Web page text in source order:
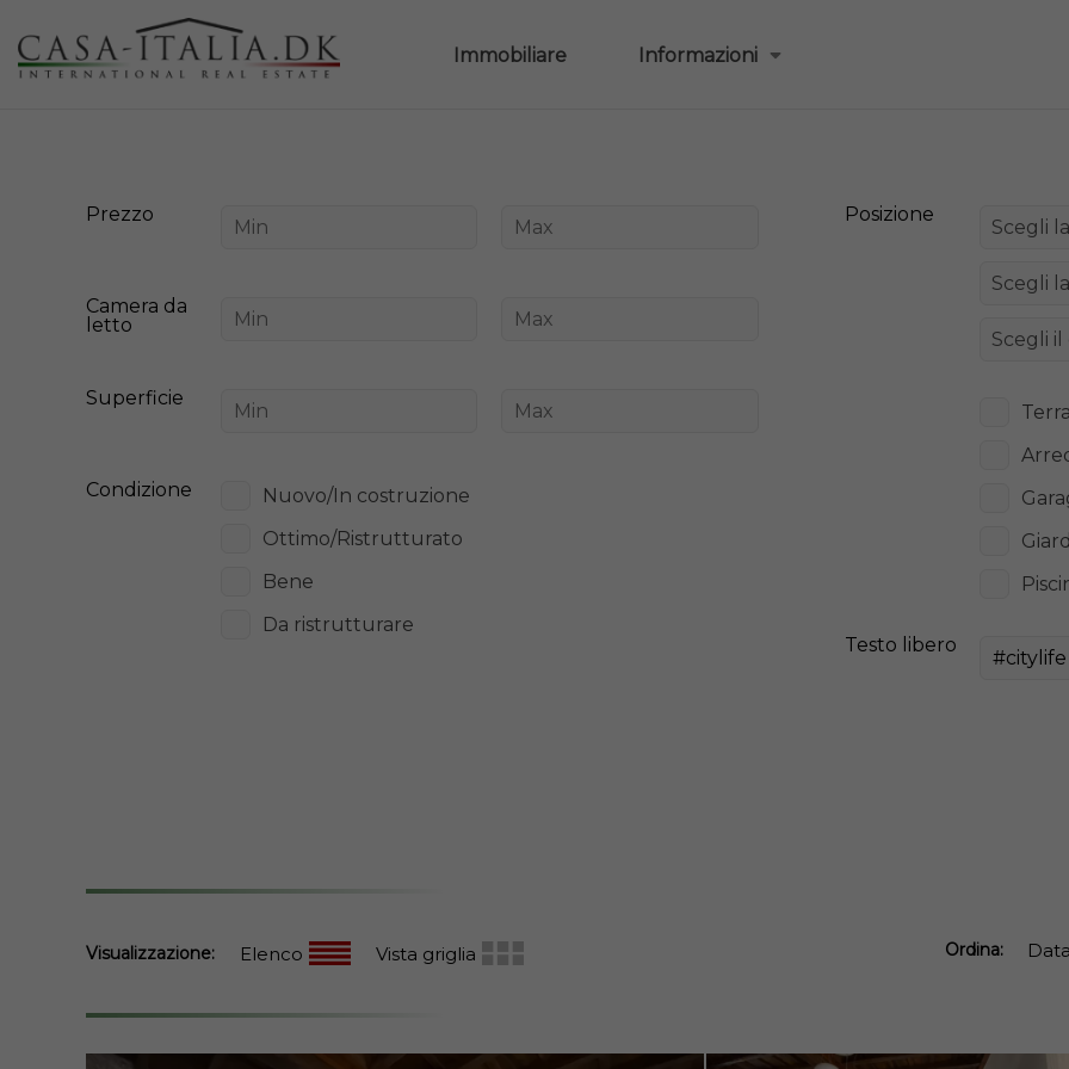
Immobiliare Informazioni
Prezzo
Camera da
letto
Superficie
Condizione
Nuovo/In costruzione
Ottimo/Ristrutturato
Bene
Da ristrutturare
Posizione
Testo libero
Visualizzazione: Elenco Vista griglia Ordina: